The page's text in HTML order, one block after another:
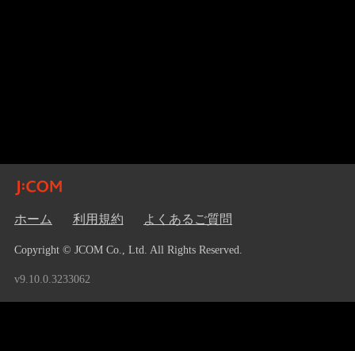
ホーム 利用規約 よくあるご質問
Copyright © JCOM Co., Ltd. All Rights Reserved.
v9.10.0.3233062